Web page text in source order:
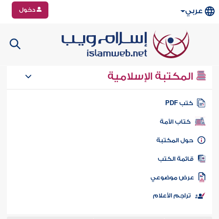
عربي دخول
المكتبة الإسلامية
كتب PDF
كتاب الأمة
المكتبة
الكتب
موضوعي